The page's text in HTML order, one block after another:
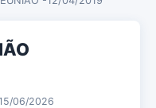
06/2026